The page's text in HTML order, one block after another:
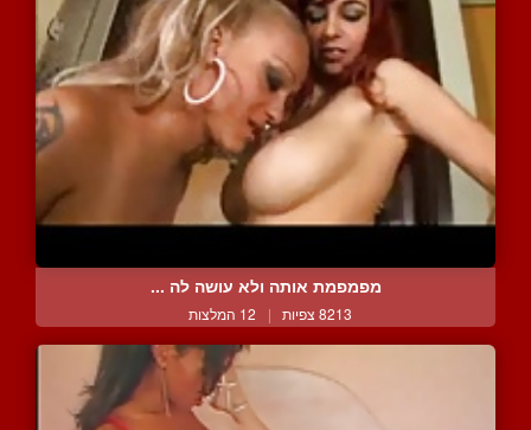
מפמפמת אותה ולא עושה לה ...
8213 צפיות | 12 המלצות